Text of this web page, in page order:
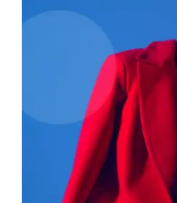
Contact us
Subscription Plans
My account